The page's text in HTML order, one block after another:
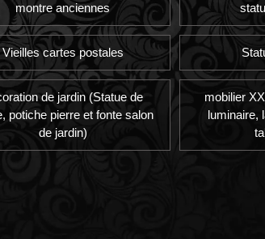
montre anciennes
Vieilles cartes postales
de jardin (Statue de
potiche pierre et fonte salon
de jardin)
mobilier
luminaire,